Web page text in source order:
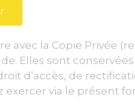
avec la Copie Privée
Elles sont
d’accès, de
via le présent